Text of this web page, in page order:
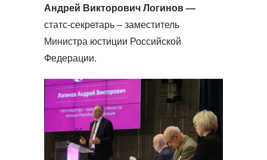
Андрей Викторович Логинов —
статс-секретарь – заместитель
Министра юстиции Российской
Федерации.